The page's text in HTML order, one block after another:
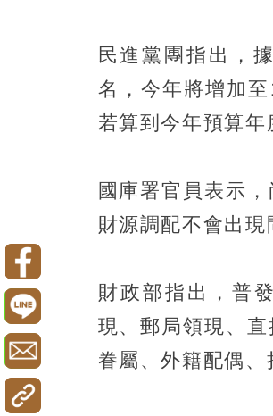
民進黨團指出，
名，今年將增加
若算到今年預算年
國庫署官員表示
財源調配不會出現
財政部指出，普
現、郵局領現、
眷屬、外籍配偶、